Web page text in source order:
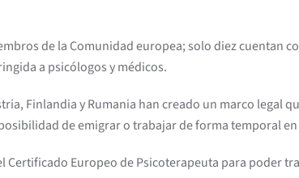
de la Comunidad europea; solo diez cuentan
a psicólogos y médicos.
Finlandia y Rumania han creado un marco
de emigrar o trabajar de forma temporal
Certificado Europeo de Psicoterapeuta para poder